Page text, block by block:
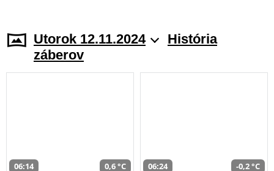
Utorok 12.11.2024
História
záberov
06:14 0,6 °C 06:24 -0,2 °C